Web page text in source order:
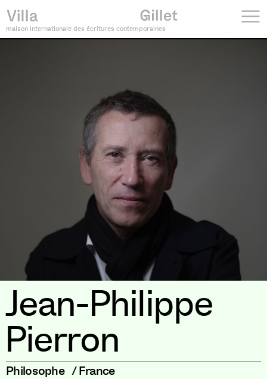
maison internationale des écritures contemporaines
Jean-Philippe
Pierron
Philosophe /France